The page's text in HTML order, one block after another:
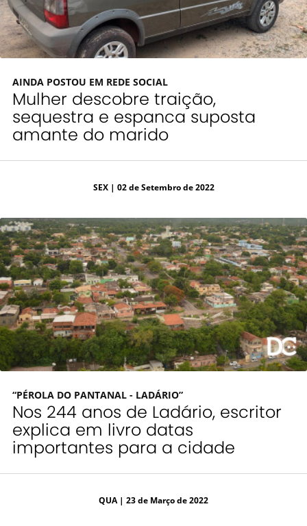
AINDA POSTOU EM REDE SOCIAL
Mulher descobre traição,
sequestra e espanca suposta
amante do marido
SEX| 02 de Setembro de 2022
“PÉROLA DO PANTANAL - LADÁRIO”
Nos 244 anos de Ladário, escritor
explica em livro datas
importantes para a cidade
QUA| 23 de Março de 2022